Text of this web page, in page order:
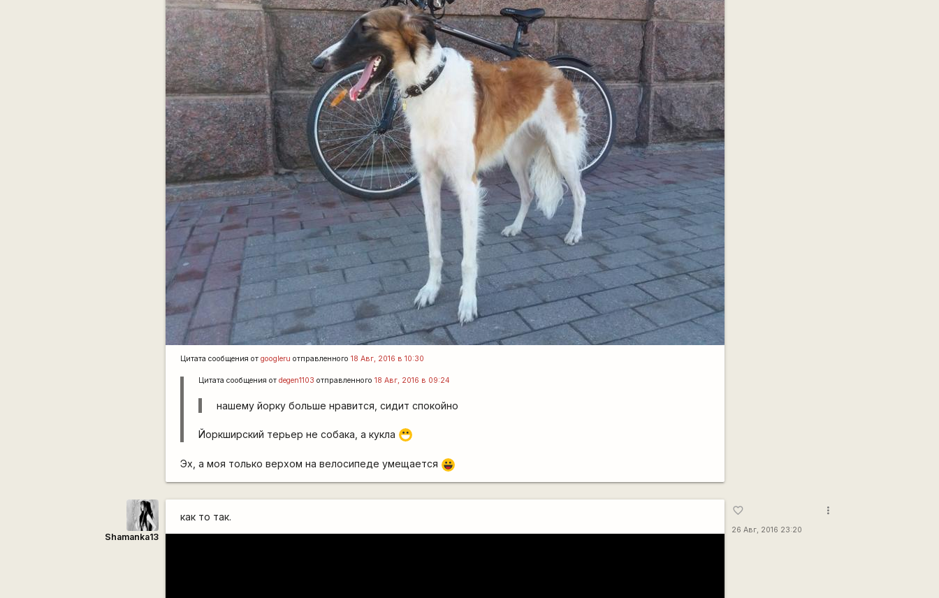
Цитата сообщения отgoogleru отправленного18 Авг, 2016 в 10:30
Цитата сообщения отdegen1103 отправленного18 Авг, 2016 в 09:24
нашему йорку больше нравится, сидит спокойно
Йоркширский терьер не собака, а кукла :D
Эх, а моя только верхом на велосипеде умещается |-))
Shamanka13
как то так.
favorite_border
26 Авг, 2016 23:20
more_vert